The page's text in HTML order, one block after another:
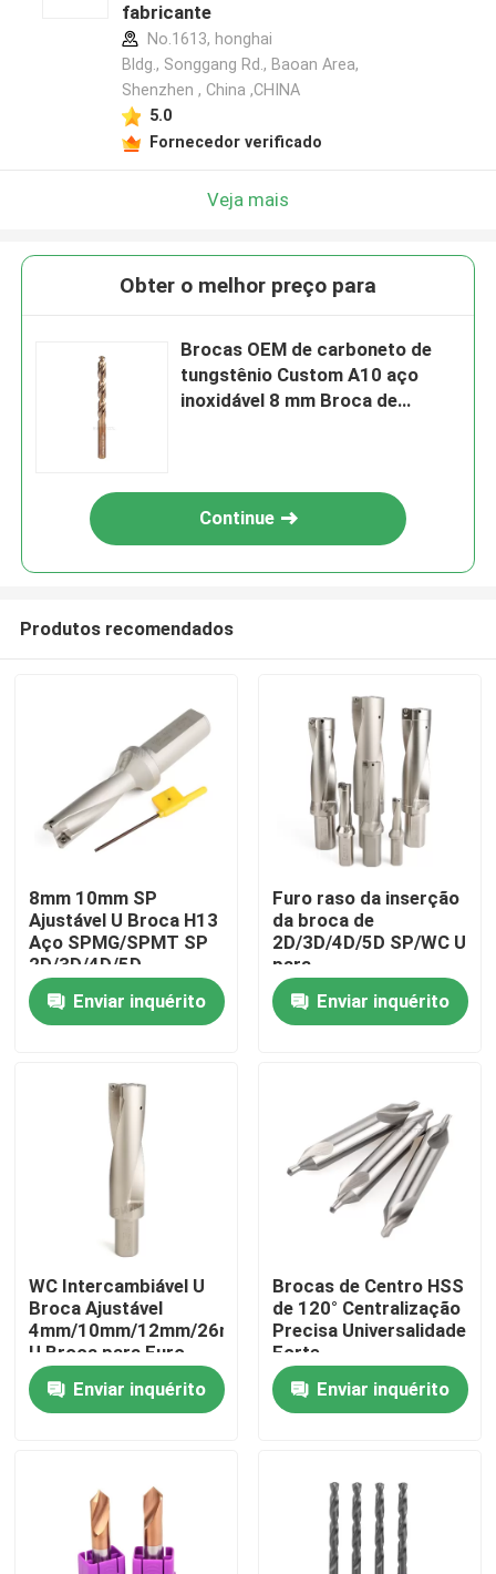
Casa
Produtos
Sobre nós
Visita à Fábrica
Controle de qualidade
Contate-nos
Solicite um orçamento
Inserções do carboneto de tungstênio
fabricante
No.1613, honghai
Bldg., Songgang Rd., Baoan Area,
Shenzhen , China ,CHINA
5.0
Fornecedor verificado
Veja mais
Obter o melhor preço para
Brocas OEM de carboneto de
tungstênio Custom A10 aço
inoxidável 8 mm Broca de
Continue
Produtos recomendados
8mm 10mm SP
Ajustável U Broca H13
Aço SPMG/SPMT SP
2D/3D/4D/5D
Enviar inquérito
Furo raso da inserção
da broca de
2D/3D/4D/5D SP/WC U
para
SPMG/SPMT/WCMX/
Enviar inquérito
WC Intercambiável U
Broca Ajustável
4mm/10mm/12mm/26mm
U Broca para Furo
Profundo
Enviar inquérito
Brocas de Centro HSS
de 120° Centralização
Precisa Universalidade
Forte
Enviar inquérito